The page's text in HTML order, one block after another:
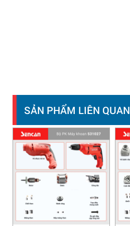
SẢN PHẨM LIÊN QUAN